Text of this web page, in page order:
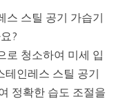
스 스틸 공기 가습기
?
로 청소하여 미세 입
테인레스 스틸 공기
정확한 습도 조절을